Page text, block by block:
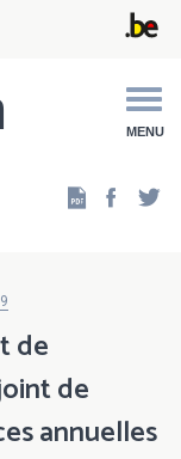
MENU
de
de
annuelles